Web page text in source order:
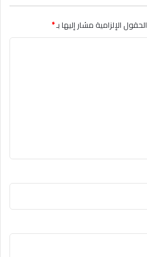
الحقول الإلزامية مشار إليها بـ*